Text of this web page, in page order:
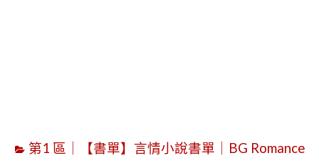
第1 區｜【書單】言情小說書單｜BG Romance